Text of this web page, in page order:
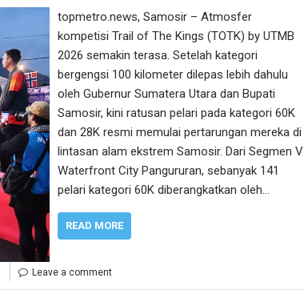
topmetro.news, Samosir – Atmosfer
kompetisi Trail of The Kings (TOTK) by UTMB
2026 semakin terasa. Setelah kategori
bergengsi 100 kilometer dilepas lebih dahulu
oleh Gubernur Sumatera Utara dan Bupati
Samosir, kini ratusan pelari pada kategori 60K
dan 28K resmi memulai pertarungan mereka di
lintasan alam ekstrem Samosir. Dari Segmen V
Waterfront City Pangururan, sebanyak 141
pelari kategori 60K diberangkatkan oleh…
READ MORE
Leave a comment